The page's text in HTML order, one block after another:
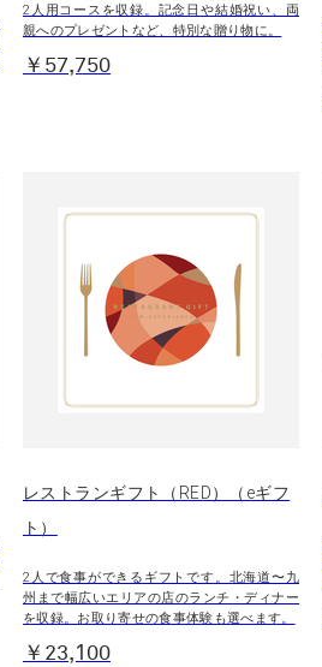
2人用コースを収録。記念日や結婚祝い、両
親へのプレゼントなど、特別な贈り物に。
￥57,750
レストランギフト（RED）（eギフ
ト）
2人で食事ができるギフトです。北海道〜九
州まで幅広いエリアの店のランチ・ディナー
を収録。お取り寄せの食事体験も選べます。
￥23,100